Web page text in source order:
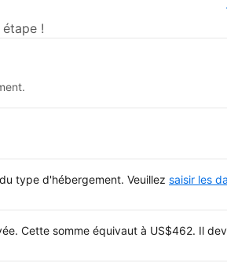
!
Voir les
type d'hébergement. Veuillez saisir les
Cette somme équivaut à US$462. Il